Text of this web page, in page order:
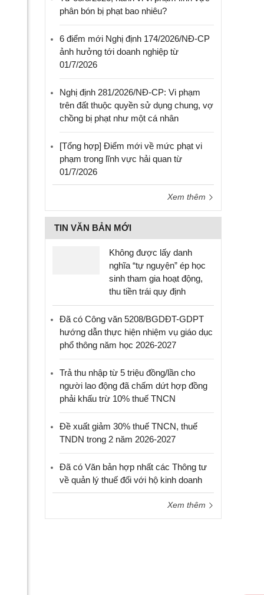
phân bón bị phạt bao nhiêu?
6 điểm mới Nghị định 174/2026/NĐ-CP
ảnh hưởng tới doanh nghiệp từ
01/7/2026
Nghị định 281/2026/NĐ-CP: Vi phạm
trên đất thuộc quyền sử dụng chung, vợ
chồng bị phạt như một cá nhân
[Tổng hợp] Điểm mới về mức phạt vi
phạm trong lĩnh vực hải quan từ
01/7/2026
Xem thêm
TIN VĂN BẢN MỚI
Không được lấy danh
nghĩa “tự nguyện” ép học
sinh tham gia hoạt động,
thu tiền trái quy định
Đã có Công văn 5208/BGDĐT-GDPT
hướng dẫn thực hiện nhiệm vụ giáo dục
phổ thông năm học 2026-2027
Trả thu nhập từ 5 triệu đồng/lần cho
người lao động đã chấm dứt hợp đồng
phải khấu trừ 10% thuế TNCN
Đề xuất giảm 30% thuế TNCN, thuế
TNDN trong 2 năm 2026-2027
Đã có Văn bản hợp nhất các Thông tư
về quản lý thuế đối với hộ kinh doanh
Xem thêm